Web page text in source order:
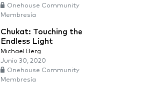
Onehouse Community
Membresía
Chukat: Touching the
Endless Light
Michael Berg
Junio 30, 2020
Onehouse Community
Membresía